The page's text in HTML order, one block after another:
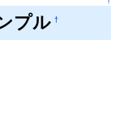
プル †